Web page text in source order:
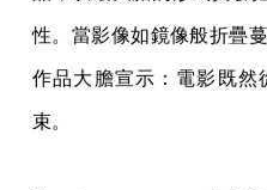
性。當影像如鏡像般折疊
作品大膽宣示：電影既然
束。